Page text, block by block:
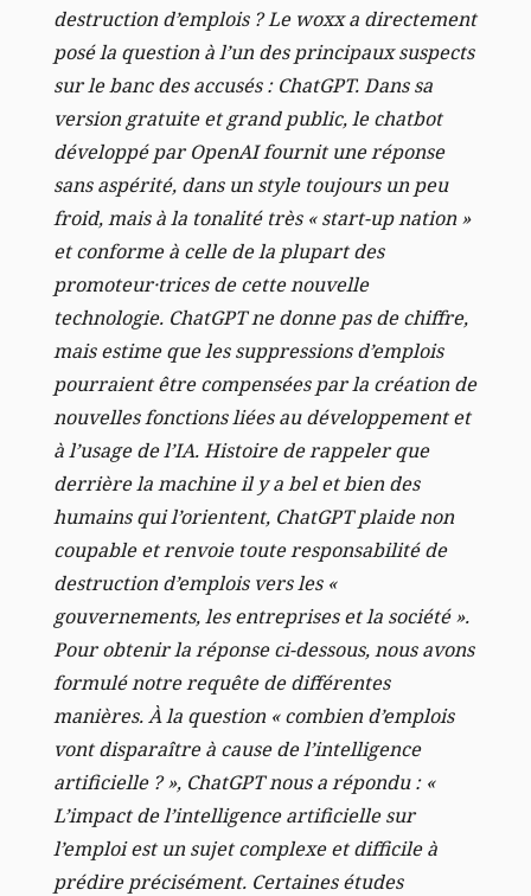
destruction d’emplois ? Le woxx a directement
posé la question à l’un des principaux suspects
sur le banc des accusés : ChatGPT. Dans sa
version gratuite et grand public, le chatbot
développé par OpenAI fournit une réponse
sans aspérité, dans un style toujours un peu
froid, mais à la tonalité très « start-up nation »
et conforme à celle de la plupart des
promoteur·trices de cette nouvelle
technologie. ChatGPT ne donne pas de chiffre,
mais estime que les suppressions d’emplois
pourraient être compensées par la création de
nouvelles fonctions liées au développement et
à l’usage de l’IA. Histoire de rappeler que
derrière la machine il y a bel et bien des
humains qui l’orientent, ChatGPT plaide non
coupable et renvoie toute responsabilité de
destruction d’emplois vers les «
gouvernements, les entreprises et la société ».
Pour obtenir la réponse ci-dessous, nous avons
formulé notre requête de différentes
manières. À la question « combien d’emplois
vont disparaître à cause de l’intelligence
artificielle ? », ChatGPT nous a répondu : «
L’impact de l’intelligence artificielle sur
l’emploi est un sujet complexe et difficile à
prédire précisément. Certaines études